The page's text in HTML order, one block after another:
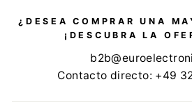
¿DESEA COMPRAR UNA
¡DESCUBRA LA
Contacto directo: +49